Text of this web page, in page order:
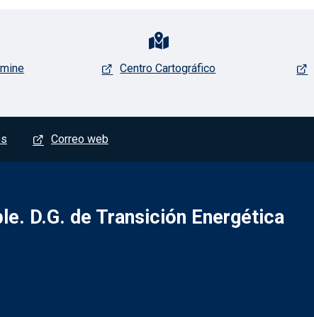
Centro Cartográfico
Correo web
D.G. de Transición Energética